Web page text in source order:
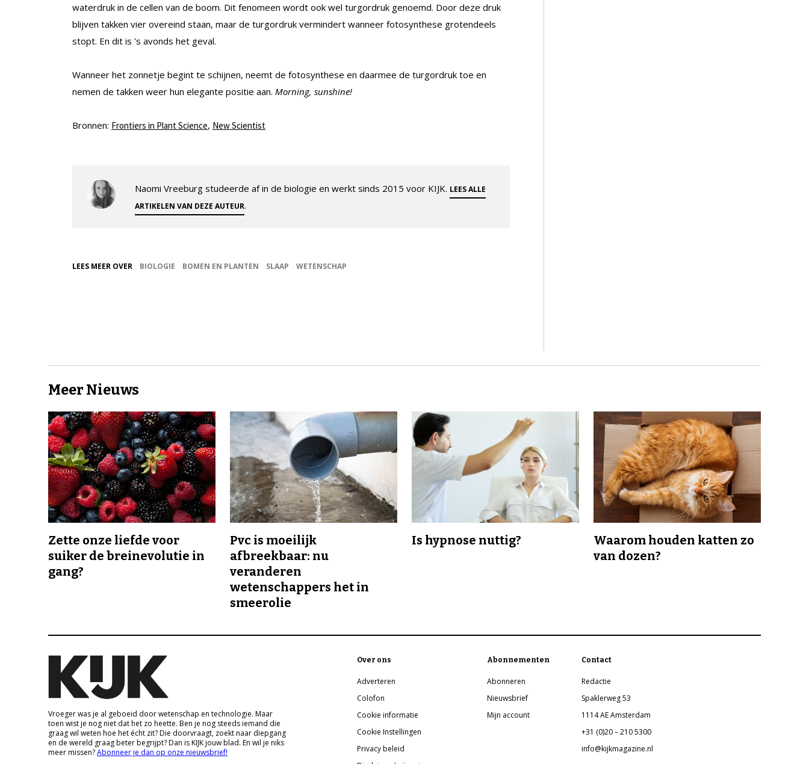
waterdruk in de cellen van de boom. Dit fenomeen wordt ook wel turgordruk genoemd. Door deze druk
blijven takken vier overeind staan, maar de turgordruk vermindert wanneer fotosynthese grotendeels
stopt. En dit is ’s avonds het geval.
Wanneer het zonnetje begint te schijnen, neemt de fotosynthese en daarmee de turgordruk toe en
nemen de takken weer hun elegante positie aan. Morning, sunshine!
Bronnen: Frontiers in Plant Science, New Scientist
Naomi Vreeburg studeerde af in de biologie en werkt sinds 2015 voor KIJK. LEES ALLE
ARTIKELEN VAN DEZE AUTEUR.
LEES MEER OVER BIOLOGIE BOMEN EN PLANTEN SLAAP WETENSCHAP
Meer Nieuws
Zette onze liefde voor
suiker de breinevolutie in
gang?
Pvc is moeilijk
afbreekbaar: nu
veranderen
wetenschappers het in
smeerolie
Is hypnose nuttig?
Waarom houden katten zo
van dozen?
Vroeger was je al geboeid door wetenschap en technologie. Maar
toen wist je nog niet dat het zo heette. Ben je nog steeds iemand die
graag wil weten hoe het écht zit? Die doorvraagt, zoekt naar diepgang
en de wereld graag beter begrijpt? Dan is KIJK jouw blad. En wil je niks
meer missen?Abonneer je dan op onze nieuwsbrief!
Over ons
Adverteren
Colofon
Cookie informatie
Cookie Instellingen
Privacy beleid
Abonnementen
Abonneren
Nieuwsbrief
Mijn account
Contact
Redactie
Spaklerweg 53
1114 AE Amsterdam
+31 (0)20 – 210 5300
info@kijkmagazine.nl